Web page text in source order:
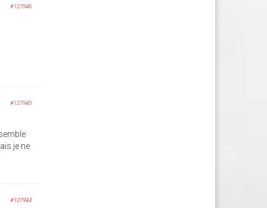
#127946
#127945
je ne
#127944